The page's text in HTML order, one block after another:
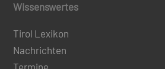
Wissenswertes
Tirol Lexikon
Nachrichten